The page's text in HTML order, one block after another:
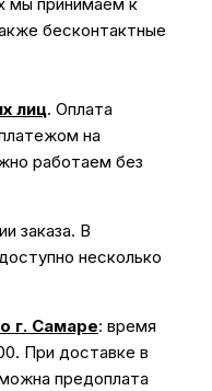
бесконтактные
лиц. Оплата
на
работаем без
заказа. В
несколько
г. Самаре: время
При доставке в
предоплата